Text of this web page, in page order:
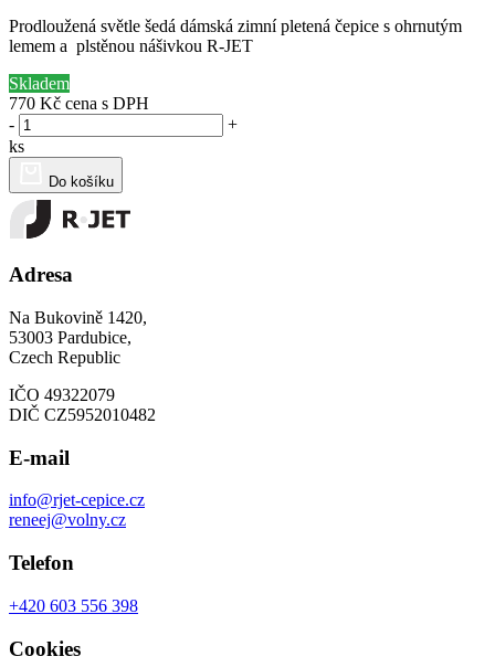
Prodloužená světle šedá dámská zimní pletená čepice s ohrnutým
lemem a plstěnou nášivkou R-JET
Skladem
770 Kč cena s DPH
-
+
ks
Do košíku
Adresa
Na Bukovině 1420,
53003 Pardubice,
Czech Republic
IČO 49322079
DIČ CZ5952010482
E-mail
info@rjet-cepice.cz
reneej@volny.cz
Telefon
+420 603 556 398
Cookies